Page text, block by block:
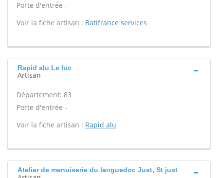
Porte d'entrée -
Voir la fiche artisan : Batifrance services
Rapid alu Le luc
Artisan
Département: 83
Porte d'entrée -
Voir la fiche artisan : Rapid alu
Atelier de menuiserie du languedoc Just, St just